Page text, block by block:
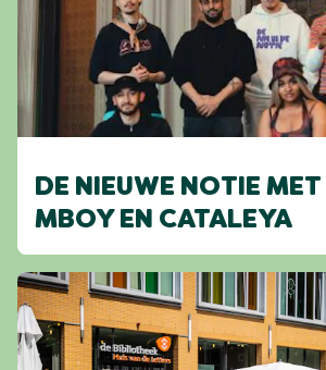
DE NIEUWE NOTIE
MBOY EN CATALEYA